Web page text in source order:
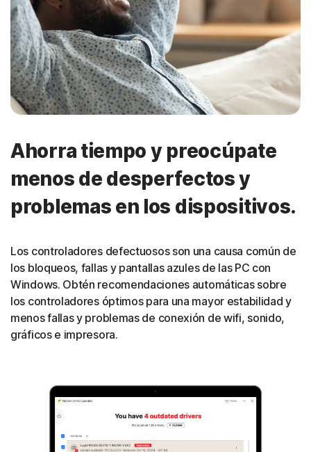
Ahorra tiempo y preocúpate
menos de desperfectos y
problemas en los dispositivos.
Los controladores defectuosos son una causa común de
los bloqueos, fallas y pantallas azules de las PC con
Windows. Obtén recomendaciones automáticas sobre
los controladores óptimos para una mayor estabilidad y
menos fallas y problemas de conexión de wifi, sonido,
gráficos e impresora.